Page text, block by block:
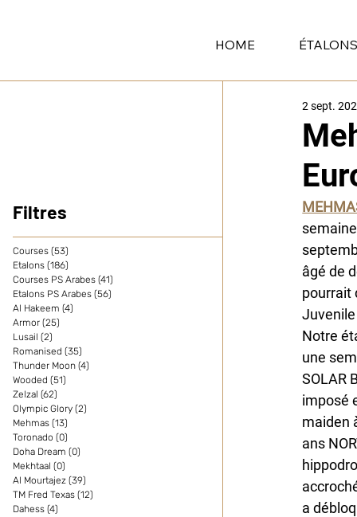
HOME ÉTALONS
Filtres
2 sept.
âgé de
pourrait
Notre
une
SOLAR
imposé
maiden
ans
a
Courses (53)
Etalons (186)
Courses PS Arabes (41)
Etalons PS Arabes (56)
Al Hakeem (4)
Armor (25)
Lusail (2)
Romanised (35)
Thunder Moon (4)
Wooded (51)
Zelzal (62)
Olympic Glory (2)
Mehmas (13)
Toronado (0)
Doha Dream (0)
Mekhtaal (0)
Al Mourtajez (39)
TM Fred Texas (12)
Dahess (4)